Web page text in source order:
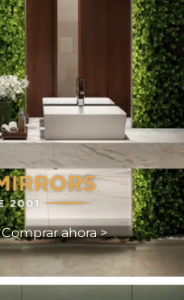
Comprar ahora >